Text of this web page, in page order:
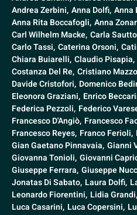
Andrea Zerbini, Anna Dolfi, Anna
Anna Rita Boccafogli, Anna
Carl Wilhelm Macke, Carla
Carlo Tassi, Caterina Orsoni,
Chiara Buiarelli, Claudio Pisapia,
Costanza Del Re, Cristiano
Davide Cristofori, Domenico
Eleonora Graziani, Enrico
Federica Pezzoli, Federico
Francesco D'Angiò, Francesco
Francesco Reyes, Franco Ferioli,
Gian Gaetano Pinnavaia, Gianni
Giovanna Tonioli, Giovanni
Giuseppe Ferrara, Giuseppe
Jonatas Di Sabato, Laura Dolfi,
Leonardo Fiorentini, Lidia Grandi,
Luca Casarini, Luca Copersini,